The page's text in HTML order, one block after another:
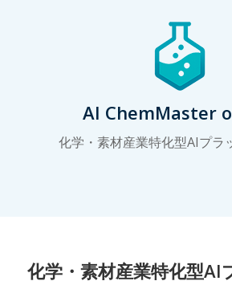
AI ChemMaster
化学・素材産業特化型AIプラ
化学・素材産業特化型AI